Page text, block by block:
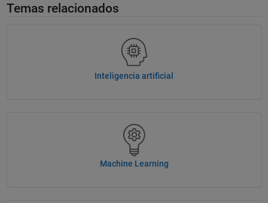
Temas relacionados
Inteligencia artificial
Machine Learning